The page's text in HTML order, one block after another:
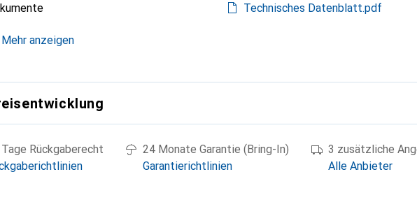
Technisches Datenblatt.pdf
Mehr anzeigen
Rückgaberecht
24 Monate Garantie (Bring-In)
Garantierichtlinien
3 zusätzliche
Alle Anbieter